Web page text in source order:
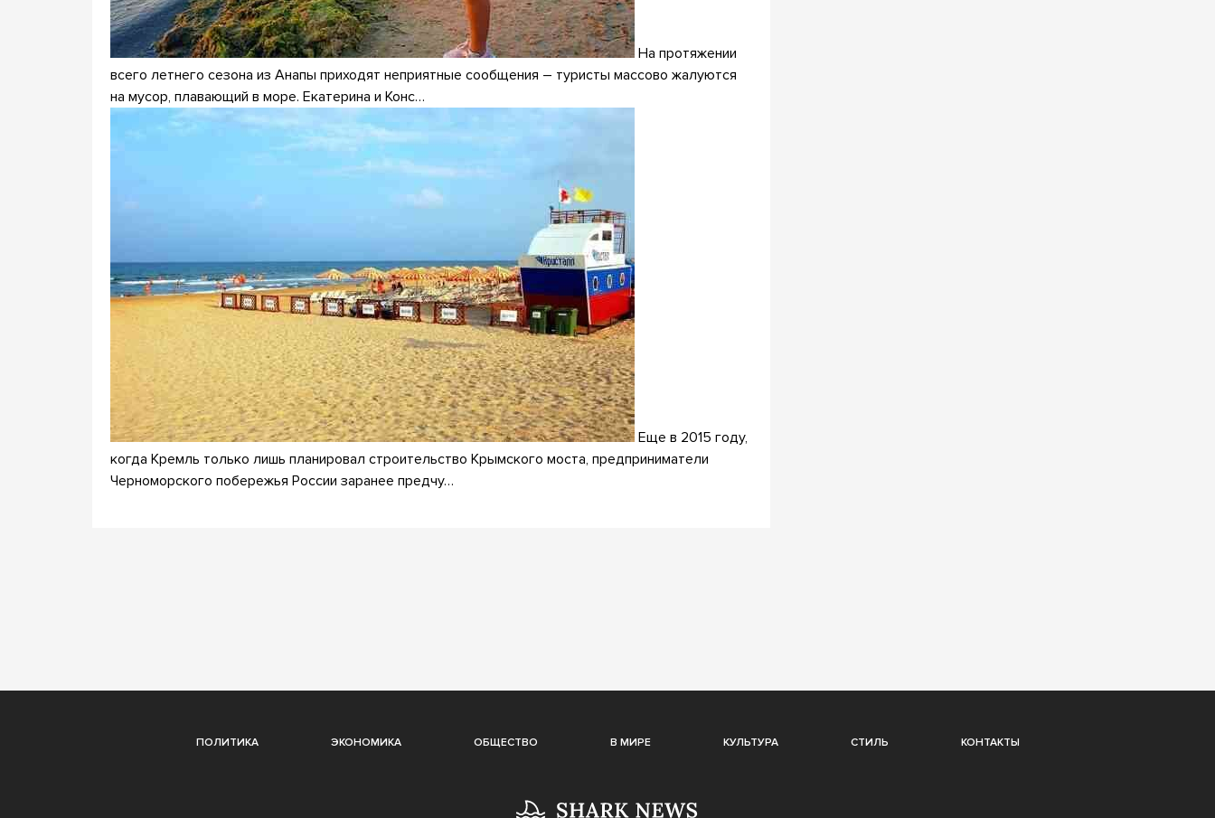
На протяжении
всего летнего сезона из Анапы приходят неприятные сообщения – туристы массово жалуются
на мусор, плавающий в море. Екатерина и Конс…
Еще в 2015 году,
когда Кремль только лишь планировал строительство Крымского моста, предприниматели
Черноморского побережья России заранее предчу…
ПОЛИТИКА ЭКОНОМИКА ОБЩЕСТВО В МИРЕ КУЛЬТУРА СТИЛЬ КОНТАКТЫ